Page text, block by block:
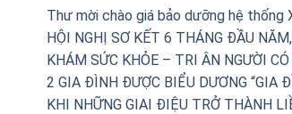
Thư mời chào giá bảo dưỡng hệ thống
HỘI NGHỊ SƠ KẾT 6 THÁNG ĐẦU
KHÁM SỨC KHỎE – TRI ÂN NGƯỜI
2 GIA ĐÌNH ĐƯỢC BIỂU DƯƠNG “GIA
KHI NHỮNG GIAI ĐIỆU TRỞ THÀNH